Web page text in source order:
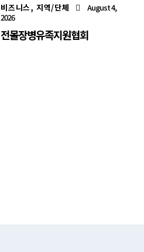
비즈니스, 지역/단체
August 4,
2026
전몰장병유족지원협회